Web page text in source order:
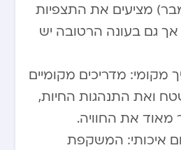
מציעים את התצפיות
אך גם בעונה הרטובה יש
מקומי: מדריכים מקומיים
ואת התנהגות החיות,
מאוד את החוויה.
איכותי: המשקפת